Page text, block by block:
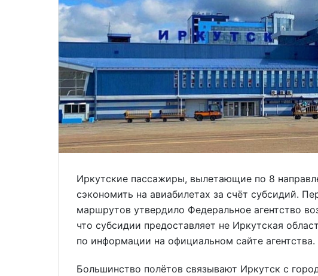
Иркутские пассажиры, вылетающие по 8
сэкономить на авиабилетах за счёт субсидий.
маршрутов утвердило Федеральное агентство
что субсидии предоставляет не Иркутская
по информации на официальном сайте агентства.
Большинство полётов связывают Иркутск с